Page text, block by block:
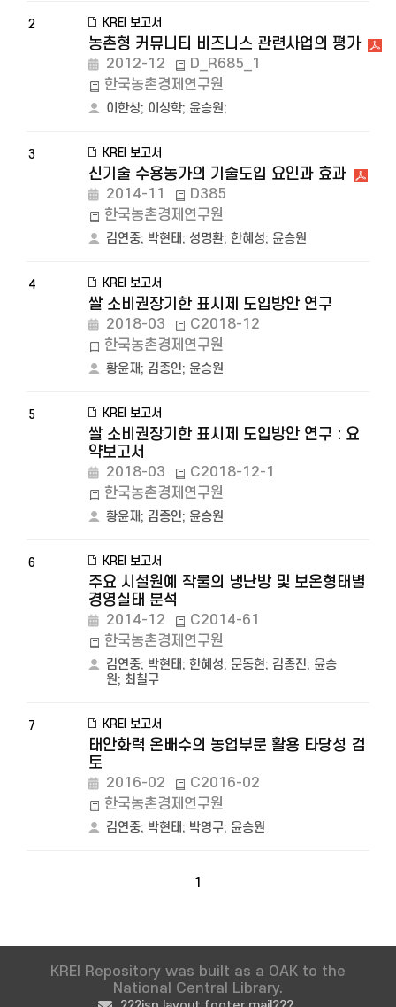
2 KREI 보고서
농촌형 커뮤니티 비즈니스 관련사업의 평가
2012-12
D_R685_1
한국농촌경제연구원
이한성; 이상학; 윤승원;
3 KREI 보고서
신기술 수용농가의 기술도입 요인과 효과
2014-11
D385
한국농촌경제연구원
김연중; 박현태; 성명환; 한혜성; 윤승원
4 KREI 보고서
쌀 소비권장기한 표시제 도입방안 연구
2018-03
C2018-12
한국농촌경제연구원
황윤재; 김종인; 윤승원
5 KREI 보고서
쌀 소비권장기한 표시제 도입방안 연구 : 요
약보고서
2018-03
C2018-12-1
한국농촌경제연구원
황윤재; 김종인; 윤승원
6 KREI 보고서
주요 시설원예 작물의 냉난방 및 보온형태별
경영실태 분석
2014-12
C2014-61
한국농촌경제연구원
김연중; 박현태; 한혜성; 문동현; 김종진; 윤승
원; 최칠구
7 KREI 보고서
태안화력 온배수의 농업부문 활용 타당성 검
토
2016-02
C2016-02
한국농촌경제연구원
김연중; 박현태; 박영구; 윤승원
1
KREI Repository was built as a OAK to the
National Central Library.